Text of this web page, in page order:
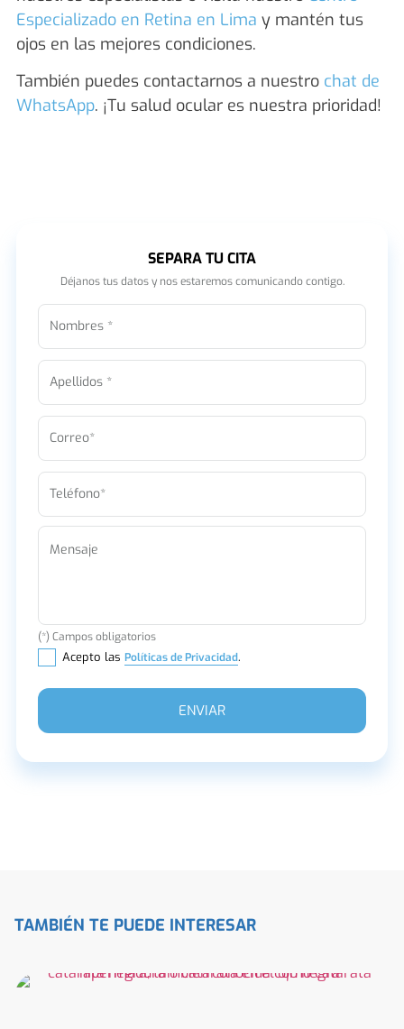
Especializado en Retina en Lima y mantén tus
ojos en las mejores condiciones.
También puedes contactarnos a nuestro chat de
WhatsApp. ¡Tu salud ocular es nuestra prioridad!
SEPARA TU CITA
Déjanos tus datos y nos estaremos comunicando contigo.
Nombres *
Apellidos *
Correo*
Teléfono*
Mensaje
(*) Campos obligatorios
Acepto las Políticas de Privacidad.
TAMBIÉN TE PUEDE INTERESAR